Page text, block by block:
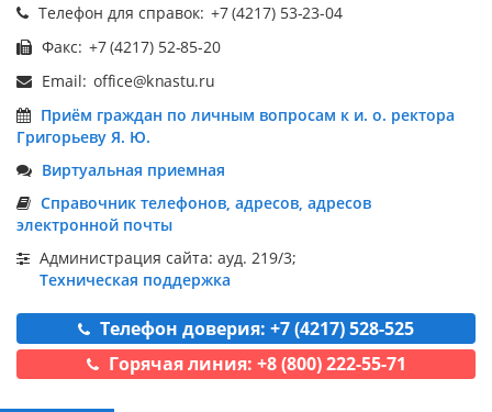
Телефон для справок:
Факс:
Email:
Приём граждан по личным вопросам к и. о. ректора
Григорьеву Я. Ю.
Виртуальная приемная
Справочник телефонов, адресов, адресов
электронной почты
Администрация сайта: ауд. 219/3;
Техническая поддержка
Телефон доверия: +7 (4217) 528-525
Горячая линия: +8 (800) 222-55-71